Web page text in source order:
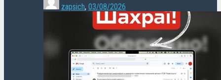
zapsich, 03/08/2026